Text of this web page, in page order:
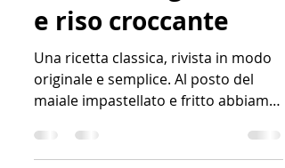
Polpette di maiale
con salsa agrodolce
e riso croccante
Una ricetta classica, rivista in modo
originale e semplice. Al posto del